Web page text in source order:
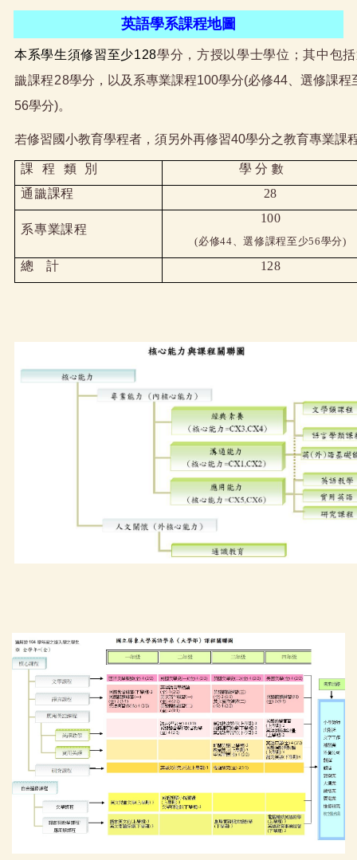
英語學系課程地圖
本系學生須修習至少128學分，方授以學士學位；其中包
識課程28學分，以及系專業課程100學分(必修44、選修課程
56學分)。
若修習國小教育學程者，須另外再修習40學分之教育專業課
課程類 別 學分 數
通識課程
28
系專業課程
100
(必修44 、選修課程至少56學分)
總計 128